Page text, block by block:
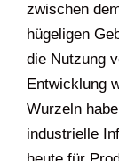
zwischen
hügeligen
die Nutzung
Entwicklung
Wurzeln
industrielle